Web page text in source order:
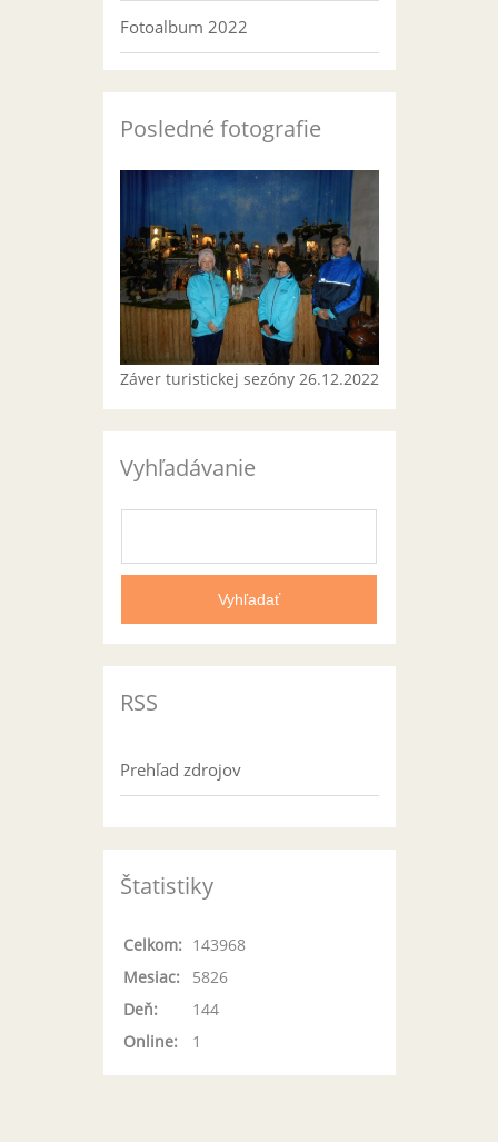
Fotoalbum 2022
Posledné fotografie
Záver turistickej sezóny 26.12.2022
Vyhľadávanie
RSS
Prehľad zdrojov
Štatistiky
Online: 1
Celkom: 143968
Mesiac:
5826
Deň:
144